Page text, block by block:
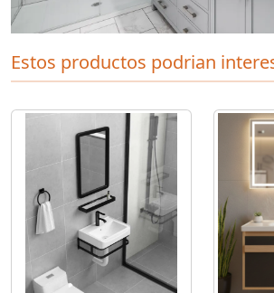
Estos productos podrian